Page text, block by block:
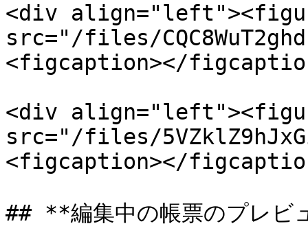
<div
src="/files/
<figcaption></
<div
src="/files/
<figcaption></
## **編集中の帳票のプレビ